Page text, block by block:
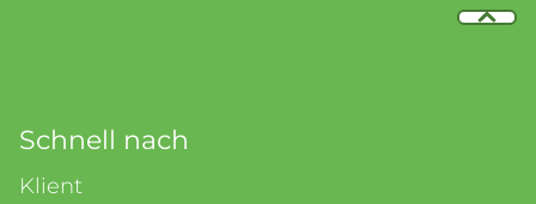
Schnell nach
Klient